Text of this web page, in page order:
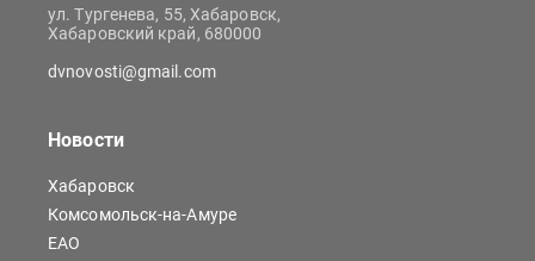
ул. Тургенева, 55, Хабаровск,
Хабаровский край, 680000
dvnovosti@gmail.com
Новости
Хабаровск
Комсомольск-на-Амуре
ЕАО